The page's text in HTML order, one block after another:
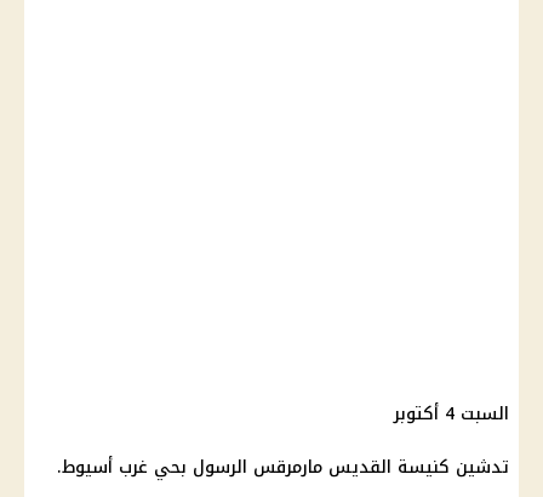
السبت 4 أكتوبر
تدشين كنيسة القديس مارمرقس الرسول بحي غرب أسيوط.